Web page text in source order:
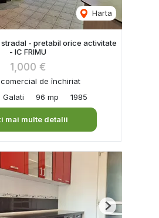
Harta
- pretabil orice activitate
- IC FRIMU
1,000 €
de închiriat
Galati
96 mp 1985
mai multe detalii
Next